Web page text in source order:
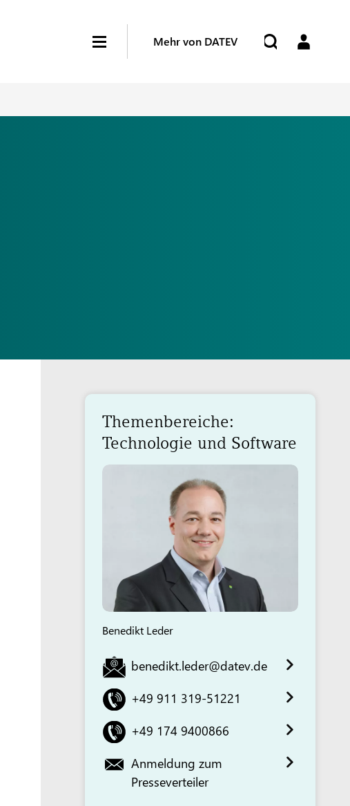
Mehr von DATEV
Themenbereiche:
Technologie und Software
Benedikt Leder
benedikt.leder@datev.de
+49 911 319-51221
+49 174 9400866
Anmeldung zum
Presseverteiler